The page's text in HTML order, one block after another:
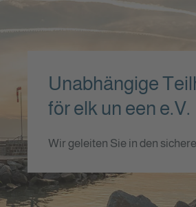
Unabhängige
för elk un een e.V.
Wir geleiten Sie in den